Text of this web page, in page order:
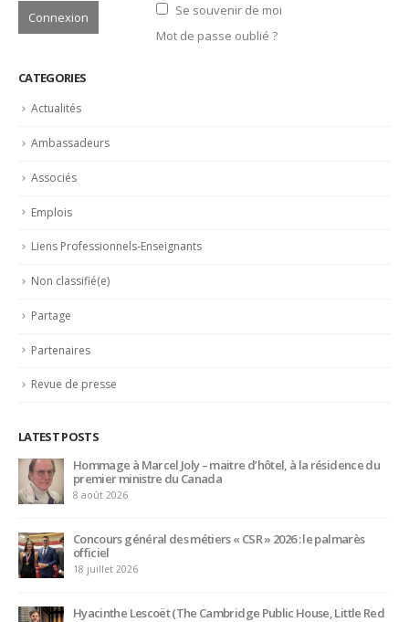
Se souvenir de moi
CATEGORIES
LATEST POSTS
Trophée du Maître d’Hôtel 2027 : les douze demi-finalistes
dévoilés
Bertrand Noeureuil et Elsa Jeanvoine à la tête de
L’Orangerie du George V à Paris